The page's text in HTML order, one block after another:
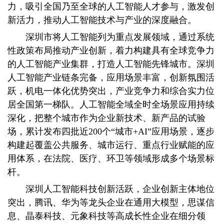
力，吸引全国乃至全球的人工智能人才参与，激发创
新活力，推动人工智能技术与产业的深度融合。
深圳市将人工智能列为重点发展领域，通过系统
性政策布局推动产业创新，着力构建具有全球竞争力
的人工智能产业集群，打造人工智能先锋城市。深圳
人工智能产业链条完备，应用场景丰富，创新氛围活
跃，机电一体化优势突出，产业竞争力和综合实力位
居全国第一梯队。人工智能全域全时全场景应用持续
深化，把整个城市作为企业新技术、新产品的试验
场，累计发布四批近200个“城市+AI”应用场景，逐步
构建起覆盖公共服务、城市运行、重点行业赋能的应
用体系，在法院、医疗、环卫等领域形成多个场景标
杆。
深圳人工智能科技创新活跃，企业创新主体地位
突出，腾讯、华为等龙头企业在通用大模型，思谋信
息、晶泰科技、元象科技等高成长性企业在细分领